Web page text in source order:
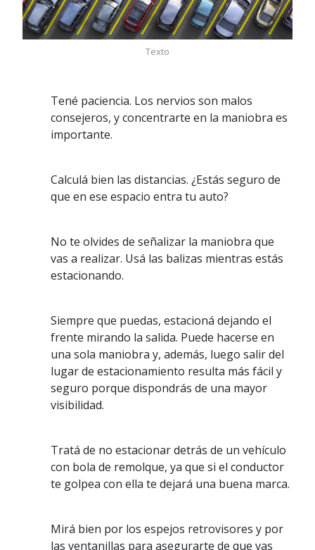
Texto
Tené paciencia. Los nervios son malos
consejeros, y concentrarte en la maniobra es
importante.
Calculá bien las distancias. ¿Estás seguro de
que en ese espacio entra tu auto?
No te olvides de señalizar la maniobra que
vas a realizar. Usá las balizas mientras estás
estacionando.
Siempre que puedas, estacioná dejando el
frente mirando la salida. Puede hacerse en
una sola maniobra y, además, luego salir del
lugar de estacionamiento resulta más fácil y
seguro porque dispondrás de una mayor
visibilidad.
Tratá de no estacionar detrás de un vehículo
con bola de remolque, ya que si el conductor
te golpea con ella te dejará una buena marca.
Mirá bien por los espejos retrovisores y por
las ventanillas para asegurarte de que vas